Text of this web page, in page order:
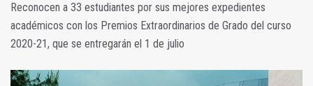
Reconocen a 33 estudiantes por sus mejores expedientes
académicos con los Premios Extraordinarios de Grado del curso
2020-21, que se entregarán el 1 de julio